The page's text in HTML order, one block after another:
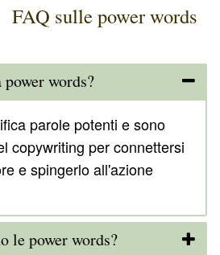
FAQ sulle power words
words?
parole potenti e sono
copywriting per connettersi
e spingerlo all'azione
le power words?